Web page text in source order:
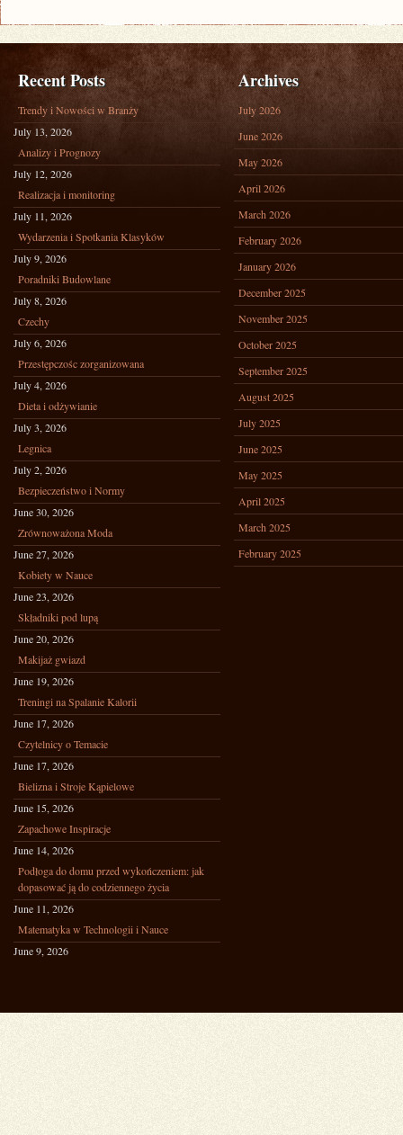
Recent Posts
Trendy i Nowości w Branży
July 13, 2026
Analizy i Prognozy
July 12, 2026
Realizacja i monitoring
July 11, 2026
Wydarzenia i Spotkania Klasyków
July 9, 2026
Poradniki Budowlane
July 8, 2026
Czechy
July 6, 2026
Przestępczośc zorganizowana
July 4, 2026
Dieta i odżywianie
July 3, 2026
Legnica
July 2, 2026
Bezpieczeństwo i Normy
June 30, 2026
Zrównoważona Moda
June 27, 2026
Kobiety w Nauce
June 23, 2026
Składniki pod lupą
June 20, 2026
Makijaż gwiazd
June 19, 2026
Treningi na Spalanie Kalorii
June 17, 2026
Czytelnicy o Temacie
June 17, 2026
Bielizna i Stroje Kąpielowe
June 15, 2026
Zapachowe Inspiracje
June 14, 2026
Podłoga do domu przed wykończeniem: jak
dopasować ją do codziennego życia
June 11, 2026
Matematyka w Technologii i Nauce
June 9, 2026
Archives
July 2026
June 2026
May 2026
April 2026
March 2026
February 2026
January 2026
December 2025
November 2025
October 2025
September 2025
August 2025
July 2025
June 2025
May 2025
April 2025
March 2025
February 2025